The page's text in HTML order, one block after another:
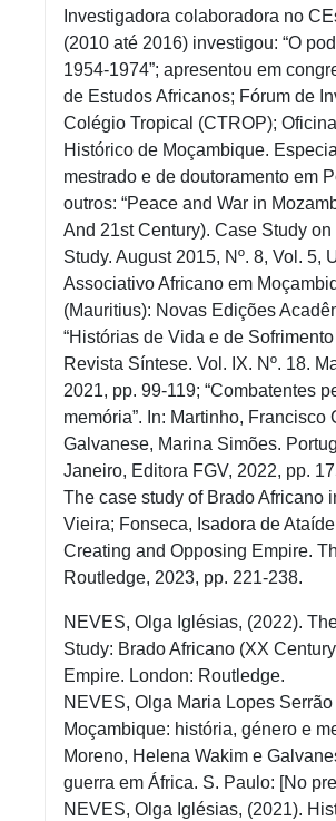
Investigadora colaboradora no
(2010 até 2016) investigou: “O
1954-1974”; apresentou em
de EstudosAfricanos; Fórum de
Colégio Tropical (CTROP); Oficina
Histórico de Moçambique.
mestrado e de doutoramento em
outros: “Peace and War in
And 21st Century). Case Study
Study. August 2015, Nº. 8, Vol.
AssociativoAfricano em
(Mauritius): Novas Edições
“Histórias de Vida e de Sofrimento
Revista Síntese. Vol. IX. Nº. 18.
2021, pp. 99-119; “Combatentes
memória”. In: Martinho, Francisco
Galvanese, Marina Simões.
Janeiro, Editora FGV, 2022, pp.
The case study of Brado Africano
Vieira; Fonseca, Isadora de
Creating and Opposing Empire.
Routledge, 2023, pp. 221-238.
NEVES, Olga Iglésias, (2022).
Study: Brado Africano (XX
Empire. London: Routledge.
NEVES, Olga Maria Lopes
Moçambique: história, género e
Moreno, Helena Wakim e
guerra em África. S. Paulo: [No
NEVES, Olga Iglésias, (2021).